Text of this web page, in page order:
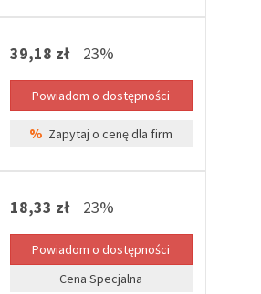
39,18 zł 23%
% Zapytaj o cenę dla firm
18,33 zł 23%
Cena Specjalna